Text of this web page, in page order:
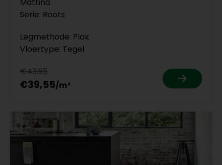
Serie: Roots
Legmethode: Plak
Vloertype: Tegel
€43,95
€39,55